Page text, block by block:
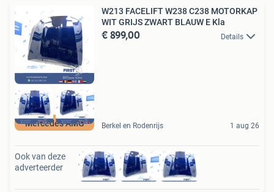
Mercedes AMG
W213 FACELIFT W238 C238 MOTORKAP
WIT GRIJS ZWART BLAUW E Kla
€ 899,00 Details
Berkel en Rodenrijs 1 aug 26
Ook van deze
adverteerder